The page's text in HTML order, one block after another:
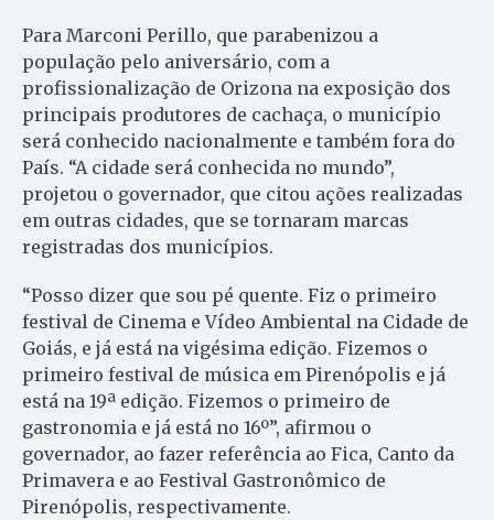
Para Marconi Perillo, que parabenizou a
população pelo aniversário, com a
profissionalização de Orizona na exposição dos
principais produtores de cachaça, o município
será conhecido nacionalmente e também fora do
País. “A cidade será conhecida no mundo”,
projetou o governador, que citou ações realizadas
em outras cidades, que se tornaram marcas
registradas dos municípios.
“Posso dizer que sou pé quente. Fiz o primeiro
festival de Cinema e Vídeo Ambiental na Cidade de
Goiás, e já está na vigésima edição. Fizemos o
primeiro festival de música em Pirenópolis e já
está na 19ª edição. Fizemos o primeiro de
gastronomia e já está no 16º”, afirmou o
governador, ao fazer referência ao Fica, Canto da
Primavera e ao Festival Gastronômico de
Pirenópolis, respectivamente.